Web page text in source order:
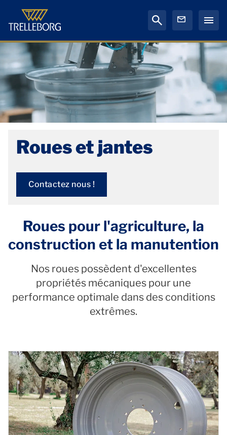
Roues et jantes
Contactez nous !
Roues pour l'agriculture, la
construction et la manutention
Nos roues possèdent d'excellentes
propriétés mécaniques pour une
performance optimale dans des conditions
extrêmes.